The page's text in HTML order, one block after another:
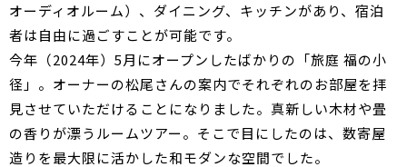
オーディオルーム）、ダイニング、キッチンがあり、宿泊
者は自由に過ごすことが可能です。
今年（2024年）5月にオープンしたばかりの「旅庭 福の小
径」。オーナーの松尾さんの案内でそれぞれのお部屋を拝
見させていただけることになりました。真新しい木材や畳
の香りが漂うルームツアー。そこで目にしたのは、数寄屋
造りを最大限に活かした和モダンな空間でした。